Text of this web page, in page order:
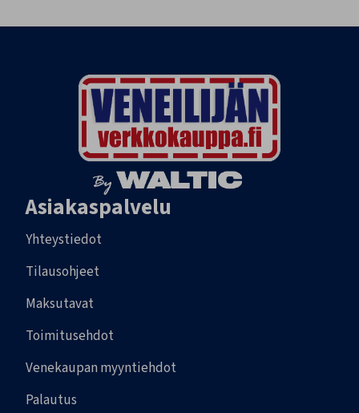
Asiakaspalvelu
Yhteystiedot
Tilausohjeet
Maksutavat
Toimitusehdot
Venekaupan myyntiehdot
Palautus